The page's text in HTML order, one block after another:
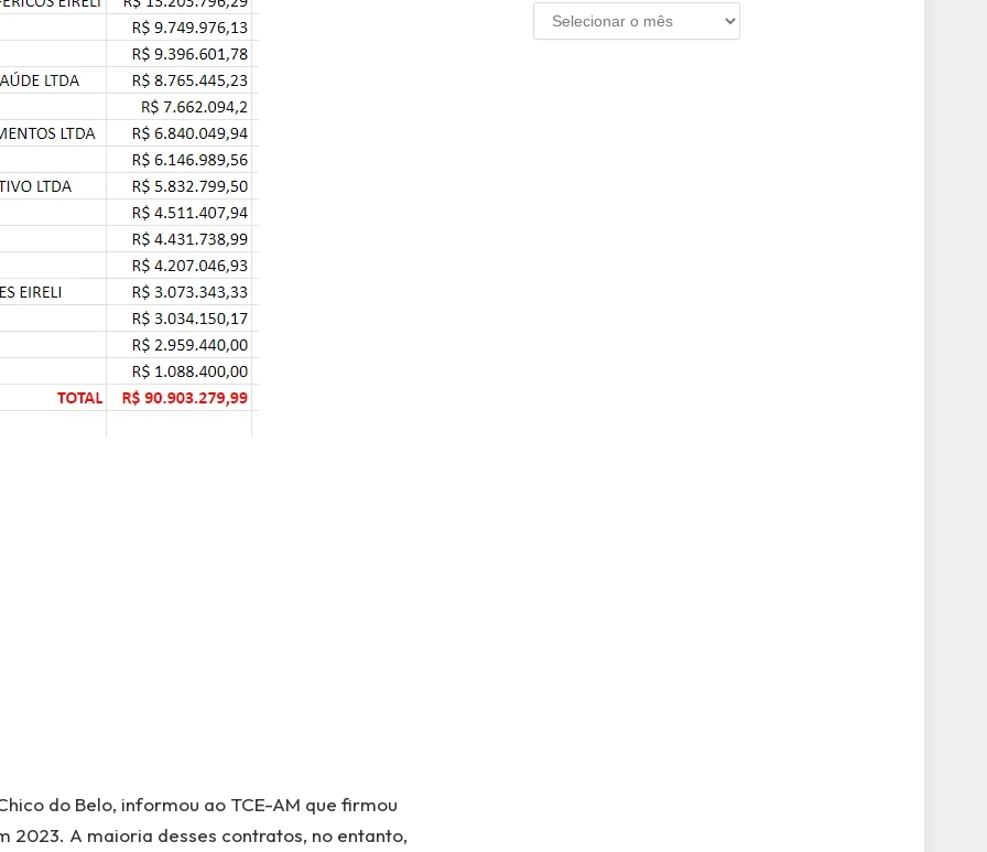
do Belo, informou ao TCE-AM que firmou
2023. A maioria desses contratos, no entanto,
ARQUIVO